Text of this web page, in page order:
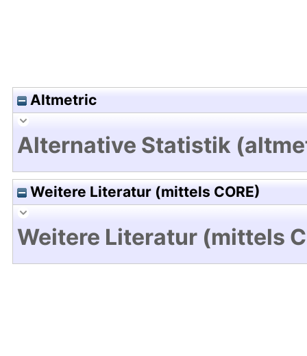
Altmetric
Alternative Statistik
Weitere Literatur (mittels CORE)
Weitere Literatur (mittels